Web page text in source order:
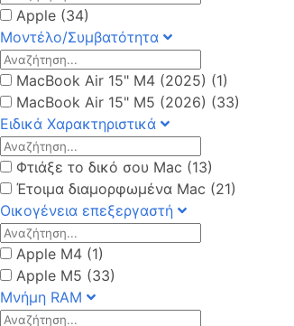
Apple (34)
Μοντέλο/Συμβατότητα
MacBook Air 15" M4 (2025) (1)
MacBook Air 15" M5 (2026) (33)
Ειδικά Χαρακτηριστικά
Φτιάξε το δικό σου Mac (13)
Έτοιμα διαμορφωμένα Mac (21)
Οικογένεια επεξεργαστή
Apple M4 (1)
Apple M5 (33)
Μνήμη RAM